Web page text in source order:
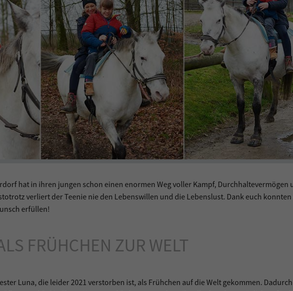
hat in ihren jungen schon einen enormen Weg voller Kampf, Durchhaltevermögen
verliert der Teenie nie den Lebenswillen und die Lebenslust. Dank euch konnten
erfüllen!
FRÜHCHEN ZUR WELT
Luna, die leider 2021 verstorben ist, als Frühchen auf die Welt gekommen.